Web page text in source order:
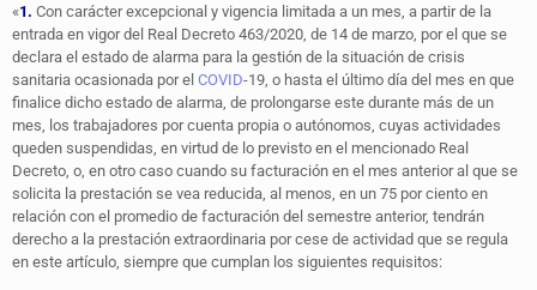
«1. Con carácter excepcional y vigencia limitada a un mes, a partir de la
entrada en vigor del Real Decreto 463/2020, de 14 de marzo, por el que se
declara el estado de alarma para la gestión de la situación de crisis
sanitaria ocasionada por el COVID-19, o hasta el último día del mes en que
finalice dicho estado de alarma, de prolongarse este durante más de un
mes, los trabajadores por cuenta propia o autónomos, cuyas actividades
queden suspendidas, en virtud de lo previsto en el mencionado Real
Decreto, o, en otro caso cuando su facturación en el mes anterior al que se
solicita la prestación se vea reducida, al menos, en un 75 por ciento en
relación con el promedio de facturación del semestre anterior, tendrán
derecho a la prestación extraordinaria por cese de actividad que se regula
en este artículo, siempre que cumplan los siguientes requisitos: